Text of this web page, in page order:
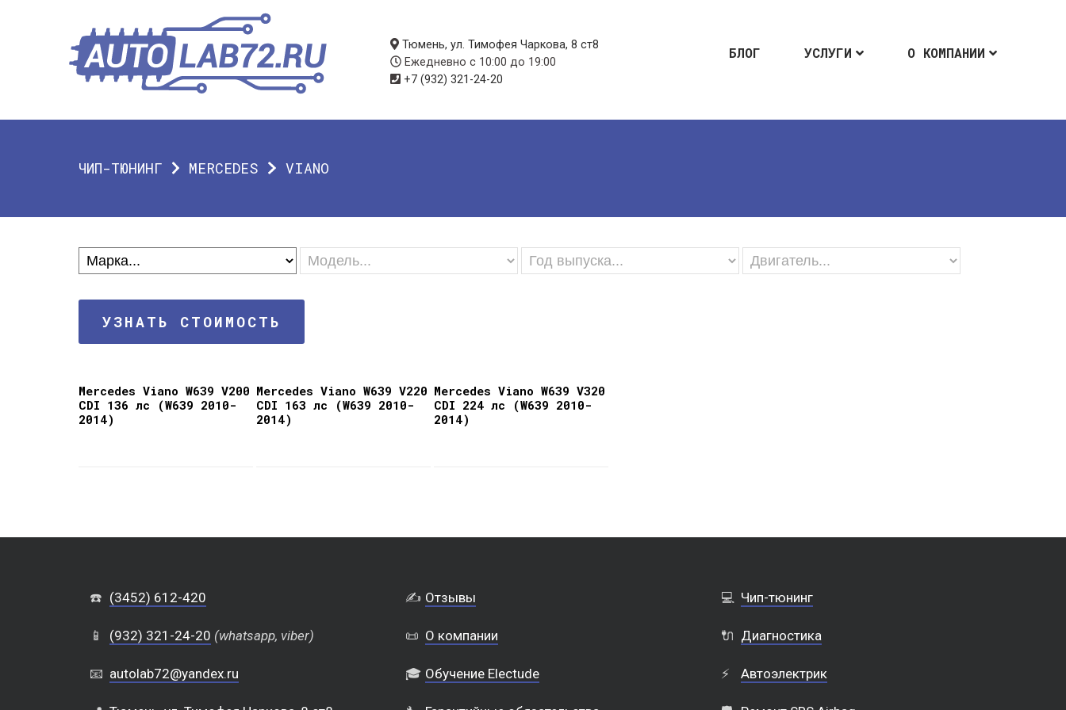
БЛОГ УСЛУГИ О КОМПАНИИ
Тюмень, ул. Тимофея Чаркова, 8 ст8
Ежедневно с 10:00 до 19:00
+7 (932) 321-24-20
ЧИП-ТЮНИНГ MERCEDES VIANO
УЗНАТЬ СТОИМОСТЬ
Mercedes Viano W639 V200
CDI 136 лс (W639 2010-
2014)
Mercedes Viano W639 V220
CDI 163 лс (W639 2010-
2014)
Mercedes Viano W639 V320
CDI 224 лс (W639 2010-
2014)
☎️ (3452) 612-420
📱 (932) 321-24-20 (whatsapp, viber)
📧 autolab72@yandex.ru
✍️ Отзывы
📜 О компании
🎓 Обучение Electude
💻 Чип-тюнинг
🔌 Диагностика
⚡ Автоэлектрик